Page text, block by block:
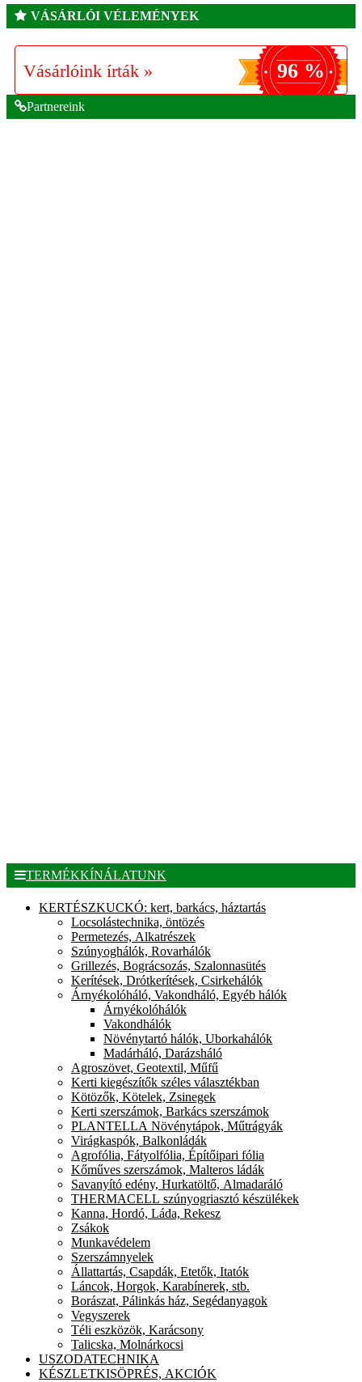
VÁSÁRLÓI VÉLEMÉNYEK
Vásárlóink írták » 96 %
Partnereink
TERMÉKKÍNÁLATUNK
KERTÉSZKUCKÓ: kert, barkács, háztartás
Locsolástechnika, öntözés
Permetezés, Alkatrészek
Szúnyoghálók, Rovarhálók
Grillezés, Bográcsozás, Szalonnasütés
Kerítések, Drótkerítések, Csirkehálók
Árnyékolóháló, Vakondháló, Egyéb hálók
Árnyékolóhálók
Vakondhálók
Növénytartó hálók, Uborkahálók
Madárháló, Darázsháló
Agroszövet, Geotextil, Műfű
Kerti kiegészítők széles választékban
Kötözők, Kötelek, Zsinegek
Kerti szerszámok, Barkács szerszámok
PLANTELLA Növénytápok, Műtrágyák
Virágkaspók, Balkonládák
Agrofólia, Fátyolfólia, Építőipari fólia
Kőműves szerszámok, Malteros ládák
Savanyító edény, Hurkatöltő, Almadaráló
THERMACELL szúnyogriasztó készülékek
Kanna, Hordó, Láda, Rekesz
Zsákok
Munkavédelem
Szerszámnyelek
Állattartás, Csapdák, Etetők, Itatók
Láncok, Horgok, Karabínerek, stb.
Borászat, Pálinkás ház, Segédanyagok
Vegyszerek
Téli eszközök, Karácsony
Talicska, Molnárkocsi
USZODATECHNIKA
KÉSZLETKISÖPRÉS, AKCIÓK